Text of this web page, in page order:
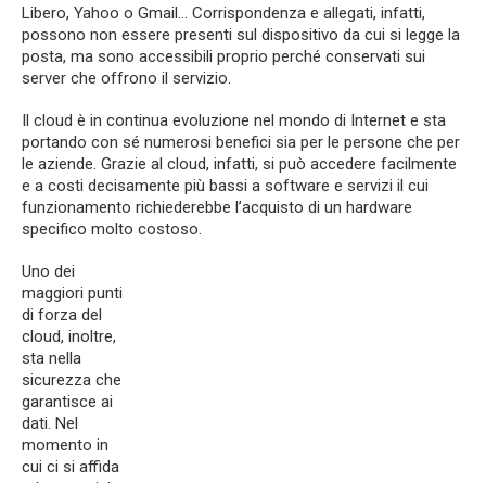
Libero, Yahoo o Gmail… Corrispondenza e allegati, infatti,
possono non essere presenti sul dispositivo da cui si legge la
posta, ma sono accessibili proprio perché conservati sui
server che offrono il servizio.
Il cloud è in continua evoluzione nel mondo di Internet e sta
portando con sé numerosi benefici sia per le persone che per
le aziende. Grazie al cloud, infatti, si può accedere facilmente
e a costi decisamente più bassi a software e servizi il cui
funzionamento richiederebbe l’acquisto di un hardware
specifico molto costoso.
Uno dei
maggiori punti
di forza del
cloud, inoltre,
sta nella
sicurezza che
garantisce ai
dati. Nel
momento in
cui ci si affida